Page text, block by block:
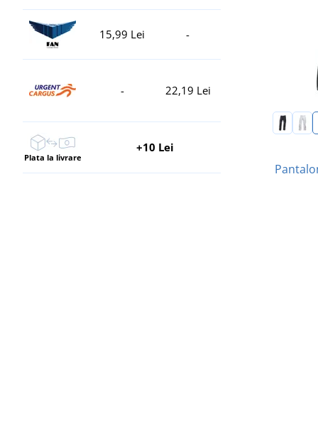
15,99 Lei -
- 22,19 Lei
Plata la livrare
+10 Lei